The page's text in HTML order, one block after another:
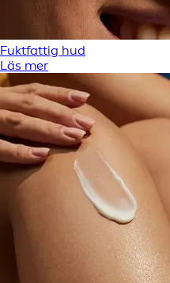
Fuktfattig hud
Läs mer